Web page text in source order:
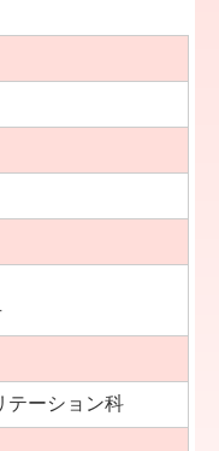
テーション科